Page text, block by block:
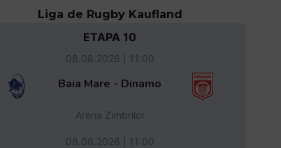
Liga de Rugby Kaufland
ETAPA 10
08.08.2026 | 11:00
Baia Mare - Dinamo
Arena Zimbrilor
08.08.2026 | 11:00